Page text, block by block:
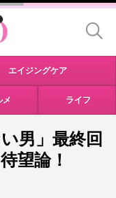
エイジングケア
メ ライフ
男」最終回
望論！